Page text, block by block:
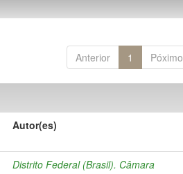
Anterior 1 Póximo
Autor(es)
Distrito Federal (Brasil). Câmara